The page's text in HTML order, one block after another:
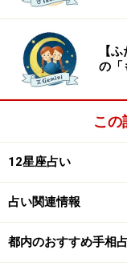
【
の「
この
12星座占い
占い関連情報
都内のおすすめ手相